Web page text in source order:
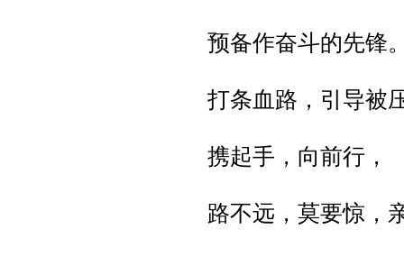
预备作奋斗的先锋
打条血路，引导被
携起手，向前行，
路不远，莫要惊，